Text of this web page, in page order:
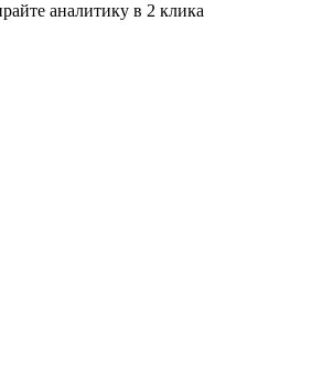
аналитику в 2 клика